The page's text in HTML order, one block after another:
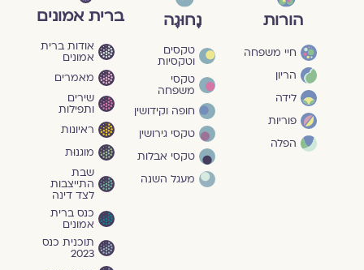
הורות
חיי משפחה
הריון
לידה
פוריות
הפלה
נָחוּגָה
טקסים
וטקסיות
טקסי
משפחה
חופה וקידושין
טקסי גירושין
טקסי אבלות
מעגל השנה
ברית אמונים
אודות ברית
אמונים
מאמרים
שירים
ותפילות
ראיונות
מוגנוּת
שבת
התייצבות
לצד דינה
כנס ברית
אמונים
תוכנית כנס
2023